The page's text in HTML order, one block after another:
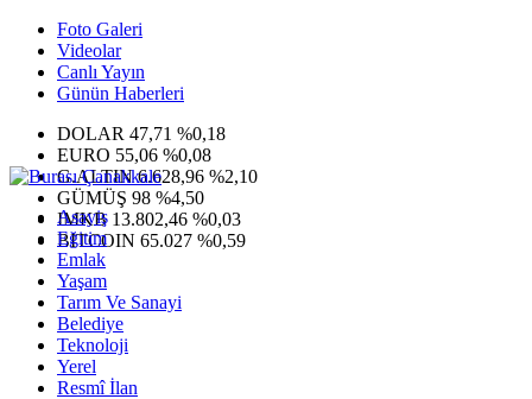
Foto Galeri
Videolar
Canlı Yayın
Günün Haberleri
DOLAR 47,71 %0,18
EURO 55,06 %0,08
G.ALTIN6.628,96 %2,10
GÜMÜŞ 98 %4,50
IMKB 13.802,46 %0,03
BITCOIN 65.027 %0,59
Asayiş
Eğitim
Emlak
Yaşam
Tarım Ve Sanayi
Belediye
Teknoloji
Yerel
Resmî İlan